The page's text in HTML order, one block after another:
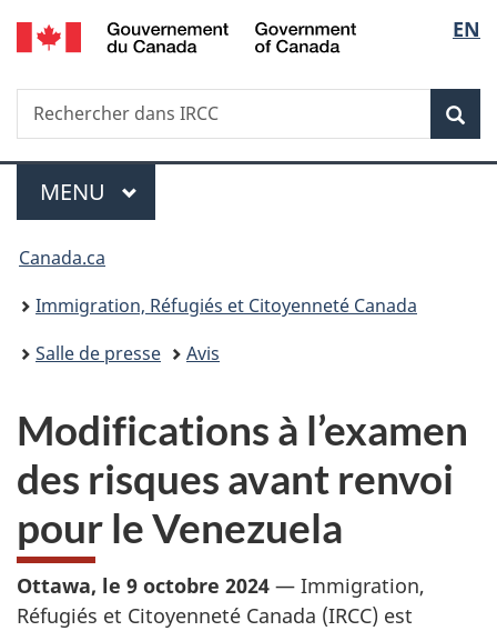
Passer
au
Passer
à
du
Passer
à
simplifiée
de
la
EN
Recherche
Rechercher
dans
Menu
MENU PRINCIPAL
Vous
êtes
ici :
Canada.ca
Immigration, Réfugiés et Citoyenneté Canada
Salle de presse
Avis
Modifications à l’examen
des risques avant renvoi
pour le Venezuela
Ottawa, le 9 octobre 2024 — Immigration,
Réfugiés et Citoyenneté Canada (IRCC) est